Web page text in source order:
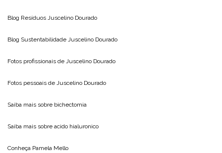
Blog Resíduos Juscelino Dourado
Blog Sustentabilidade Juscelino Dourado
Fotos profissionais de Juscelino Dourado
Fotos pessoais de Juscelino Dourado
Saiba mais sobre bichectomia
Saiba mais sobre acido hialuronico
Conheça Pamela Mello